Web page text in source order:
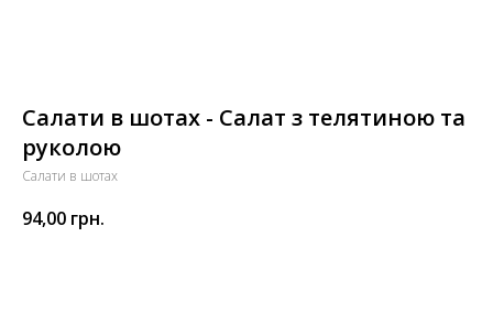
Салати в шотах - Салат з телятиною та
руколою
Салати в шотах
94,00 грн.